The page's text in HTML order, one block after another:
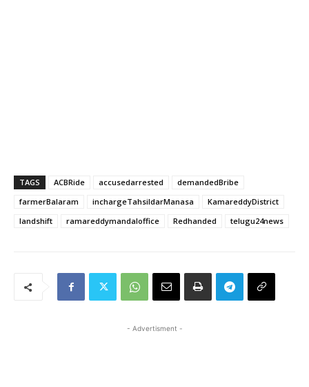
TAGS ACBRide accusedarrested
demandedBribe
farmerBalaram
inchargeTahsildarManasa
KamareddyDistrict
landshift
ramareddymandaloffice Redhanded telugu24news
- Advertisment -